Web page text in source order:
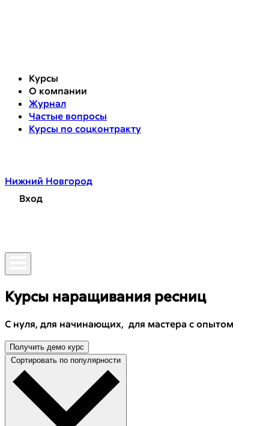
Курсы
О компании
Журнал
Частые вопросы
Курсы по соцконтракту
Нижний Новгород
Вход
Курсы наращивания ресниц
С нуля, для начинающих, для мастера с опытом
Получить демо курс